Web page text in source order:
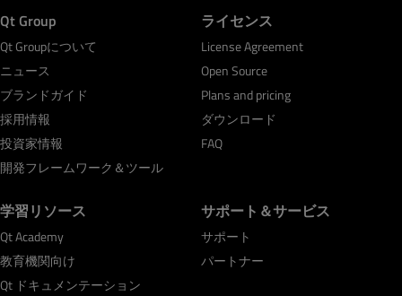
Qt Group
Qt Groupについて
ニュース
ブランドガイド
採用情報
投資家情報
開発フレームワーク＆ツール
ライセンス
License Agreement
Open Source
Plans and pricing
ダウンロード
FAQ
学習リソース
Qt Academy
教育機関向け
Qt ドキュメンテーション
サポート＆サービス
サポート
パートナー